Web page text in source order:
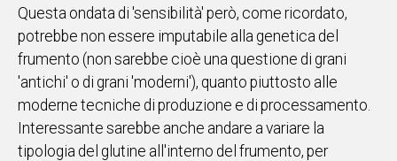
Questa ondata di 'sensibilità' però, come ricordato,
potrebbe non essere imputabile alla genetica del
frumento (non sarebbe cioè una questione di grani
'antichi' o di grani 'moderni'), quanto piuttosto alle
moderne tecniche di produzione e di processamento.
Interessante sarebbe anche andare a variare la
tipologia del glutine all'interno del frumento, per